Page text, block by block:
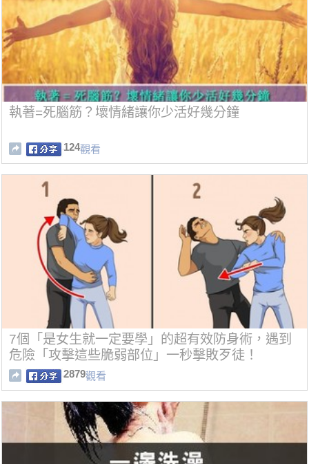
執著=死腦筋？壞情緒讓你少活好幾分鐘
124觀看
7個「是女生就一定要學」的超有效防身術，遇到
危險「攻擊這些脆弱部位」一秒擊敗歹徒！
2879觀看